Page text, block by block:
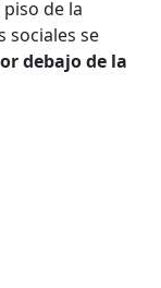
de la
sociales se
debajo de la